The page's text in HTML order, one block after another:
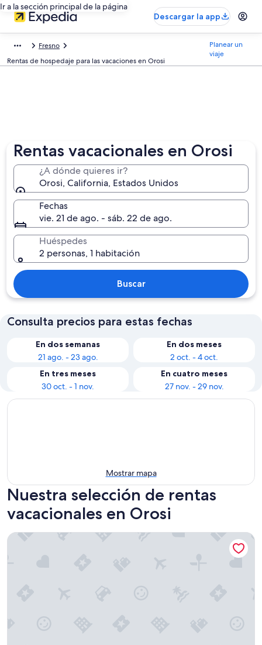
Ir a la sección principal de la página
Descargar la app
Fresno
Rentas de hospedaje para las vacaciones en Orosi
Planear un
viaje
Rentas vacacionales en Orosi
¿A dónde quieres ir?
Orosi, California, Estados Unidos
Fechas
vie. 21 de ago. - sáb. 22 de ago.
Huéspedes
2 personas, 1 habitación
Buscar
Consulta precios para estas fechas
En dos semanas
21 ago. - 23 ago.
En dos meses
2 oct. - 4 oct.
En tres meses
30 oct. - 1 nov.
En cuatro meses
27 nov. - 29 nov.
Mostrar mapa
Nuestra selección de rentas
vacacionales en Orosi
Ranch House